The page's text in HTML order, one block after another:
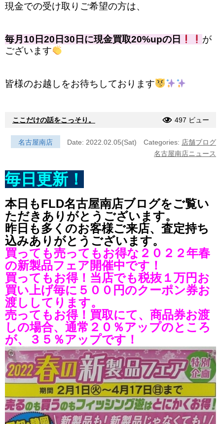
現金での受け取りご希望の方は、
毎月10日20日30日に現金買取20%upの日
が
ございます
皆様のお越しをお待ちしております
ここだけの話をこっそり。 497 ビュー
名古屋南店 Date: 2022.02.05(Sat) Categories: 店舗ブログ
名古屋南店ニュース
毎日更新！
本日もFLD名古屋南店ブログをご覧い
ただきありがとうございます。
昨日も多くのお客様ご来店、査定持ち
込みありがとうございます。
買っても売ってもお得な２０２２年春
の新製品フェア開催中です！
買ってもお得！当店でも税抜１万円お
買い上げ毎に５００円のクーポン券お
渡ししてります。
売ってもお得！買取にて、商品券お渡
しの場合、通常２０％アップのところ
が、３５％アップです！